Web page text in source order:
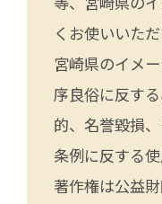
くお使いいただ
宮崎県のイメ
序良俗に反す
的、名誉毀損
条例に反する
著作権は公益